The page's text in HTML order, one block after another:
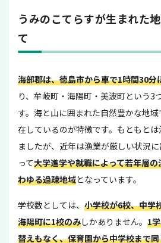
うみのこてらすが生まれた
て
海部郡は、徳島市から車で1時間30分
り、牟岐町・海陽町・美波町という3
す。海と山に囲まれた自然豊かな地
在しているのが特徴です。もともと
ましたが、近年は漁業が厳しい状況
って大学進学や就職によって若年層
わゆる過疎地域となっています。
学校数としては、 小学校が6校、中学
海陽町に1校のみしかありません。 1
替えもなく、保育園から中学校まで